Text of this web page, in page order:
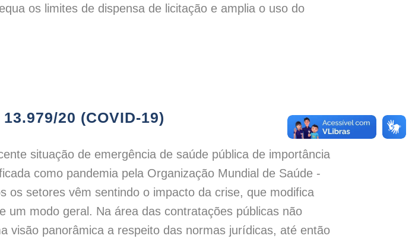
os limites de dispensa de licitação e amplia o uso do
20 (COVID-19)
situação de emergência de saúde pública de importância
como pandemia pela Organização Mundial de Saúde -
os setores vêm sentindo o impacto da crise, que modifica
um modo geral. Na área das contratações públicas não
visão panorâmica a respeito das normas jurídicas, até então